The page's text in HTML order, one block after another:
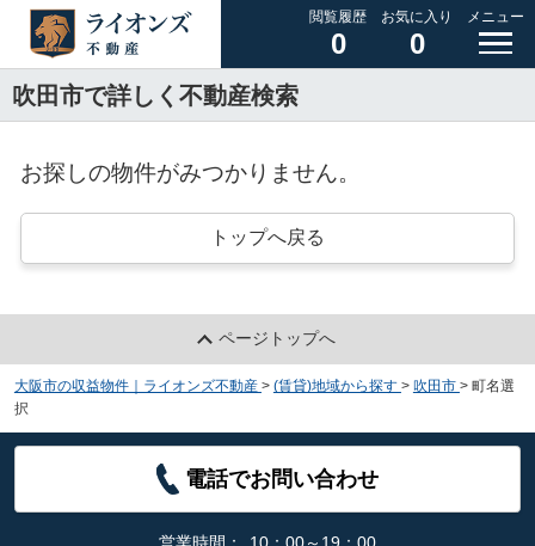
閲覧履歴
0
お気に入り
0
メニュー
吹田市で詳しく不動産検索
お探しの物件がみつかりません。
トップへ戻る
ページトップへ
大阪市の収益物件｜ライオンズ不動産 > (賃貸)地域から探す > 吹田市 > 町名選
択
電話でお問い合わせ